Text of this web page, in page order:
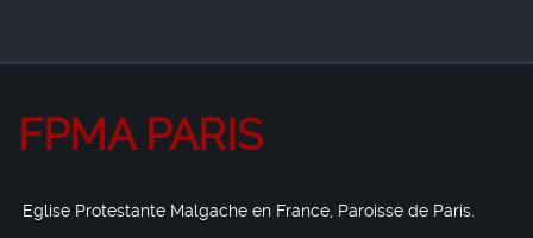
FPMA PARIS
Eglise Protestante Malgache en France, Paroisse de Paris.